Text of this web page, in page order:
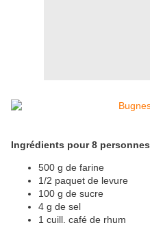
Ingrédients pour 8 personnes
500 g de farine
1/2 paquet de levure
100 g de sucre
4 g de sel
1 cuill. café de rhum